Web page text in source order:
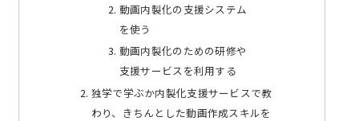
動画内製化の支援システム
を使う
動画内製化のための研修や
支援サービスを利用する
独学で学ぶか内製化支援サービスで教
わり、きちんとした動画作成スキルを